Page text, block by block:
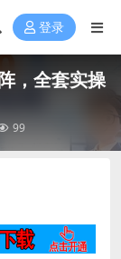
登录
，全套实操
99